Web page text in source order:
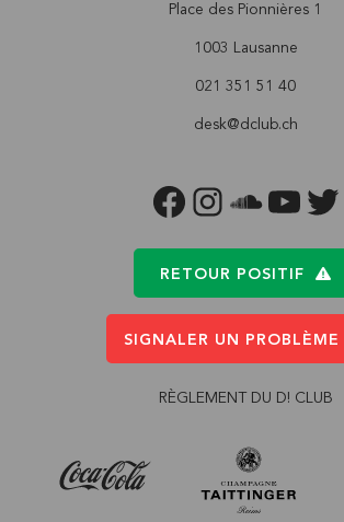
Place des Pionnières 1
1003 Lausanne
021 351 51 40
desk@dclub.ch
FACEBOOKINSTAGRAM
SOUNDCLOUD
YOUTUBE
RETOUR POSITIF
SIGNALER UN PROBLÈME
RÈGLEMENT DU D! CLUB